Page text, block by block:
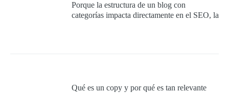
Porque la estructura de un blog con
categorías impacta directamente en el SEO, la
Qué es un copy y por qué es tan relevante